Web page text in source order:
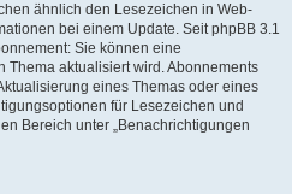
ähnlich den Lesezeichen in Web-
bei einem Update. Seit phpBB 3.1
Sie können eine
Thema aktualisiert wird. Abonnements
eines Themas oder eines
für Lesezeichen und
Bereich unter „Benachrichtigungen